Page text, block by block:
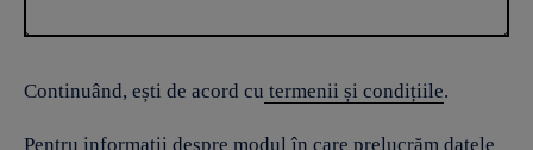
Continuând, ești de acord cu termenii și condițiile.
Pentru informaţii despre modul în care prelucrăm datele